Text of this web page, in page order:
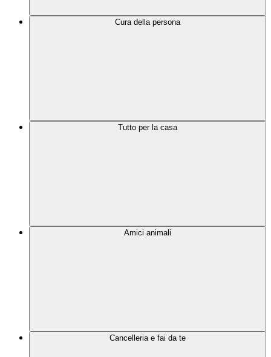
Cura della persona
Tutto per la casa
Amici animali
Cancelleria e fai da te